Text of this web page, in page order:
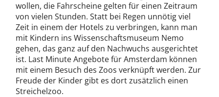
wollen, die Fahrscheine gelten für einen Zeitraum
von vielen Stunden. Statt bei Regen unnötig viel
Zeit in einem der Hotels zu verbringen, kann man
mit Kindern ins Wissenschaftsmuseum Nemo
gehen, das ganz auf den Nachwuchs ausgerichtet
ist. Last Minute Angebote für Amsterdam können
mit einem Besuch des Zoos verknüpft werden. Zur
Freude der Kinder gibt es dort zusätzlich einen
Streichelzoo.